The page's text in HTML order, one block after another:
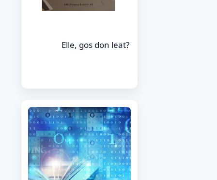
Elle, gos don leat?